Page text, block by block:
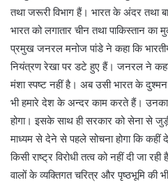
तथा जरूरी विभाग हैं। भारत के अंदर तथा
भारत को लगातार चीन तथा पाकिस्तान का
प्रमुख जनरल मनोज पांडे ने कहा कि
नियंत्रण रेखा पर डटे हुए हैं। जनरल ने कहा
मंशा स्पष्ट नहीं है। अब उसी भारत के
भी हमारे देश के अन्दर काम करते हैं।
होगा। इसके साथ ही सरकार को सेना से
माध्यम से देने से पहले सोचना होगा कि कहीं
किसी राष्ट्र विरोधी तत्व को नहीं दी जा
वालों के व्यक्तिगत चरित्र और पृष्ठभूमि की